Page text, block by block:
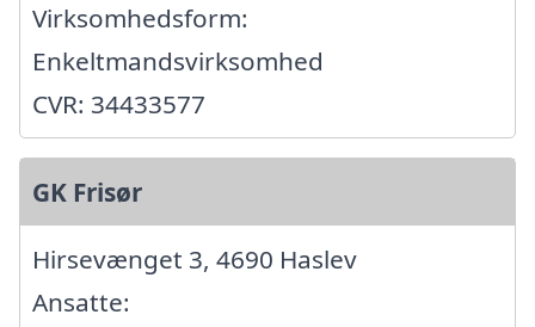
Virksomhedsform:
Enkeltmandsvirksomhed
CVR: 34433577
GK Frisør
Hirsevænget 3, 4690 Haslev
Ansatte: